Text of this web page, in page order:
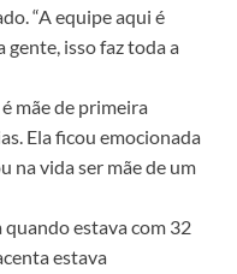
“A equipe aqui é
isso faz toda a
mãe de primeira
Ela ficou emocionada
na vida ser mãe de um
estava com 32
estava